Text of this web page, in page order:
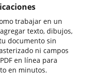
trabajar en un
texto, dibujos,
documento sin
ni campos
en línea para
en minutos.